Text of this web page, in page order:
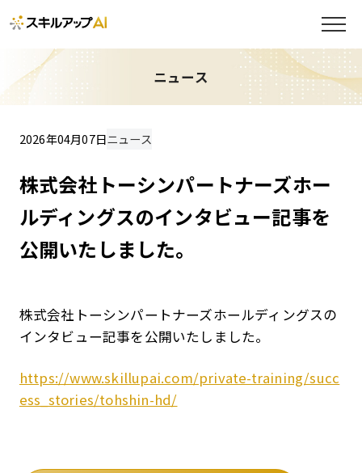
ニュース
2026年04月07日ニュース
株式会社トーシンパートナーズホー
ルディングスのインタビュー記事を
公開いたしました。
株式会社トーシンパートナーズホールディングスの
インタビュー記事を公開いたしました。
https://www.skillupai.com/private-training/succ
ess_stories/tohshin-hd/